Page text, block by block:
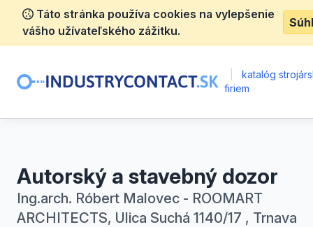
Táto stránka používa cookies na vylepšenie
vášho užívateľského zážitku.
katalóg
firiem
Autorský a stavebný dozor
Ing.arch. Róbert Malovec - ROOMART
ARCHITECTS, Ulica Suchá 1140/17 , Trnava